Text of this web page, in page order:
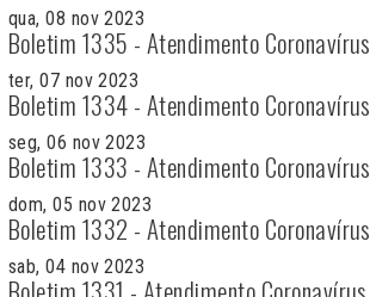
qua, 08 nov 2023
Boletim 1335 - Atendimento Coronavírus
ter, 07 nov 2023
Boletim 1334 - Atendimento Coronavírus
seg, 06 nov 2023
Boletim 1333 - Atendimento Coronavírus
dom, 05 nov 2023
Boletim 1332 - Atendimento Coronavírus
sab, 04 nov 2023